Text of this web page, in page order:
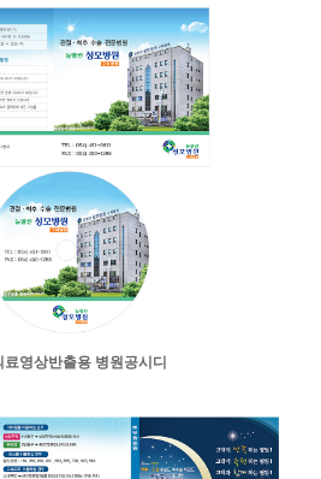
료영상반출용 병원공시디